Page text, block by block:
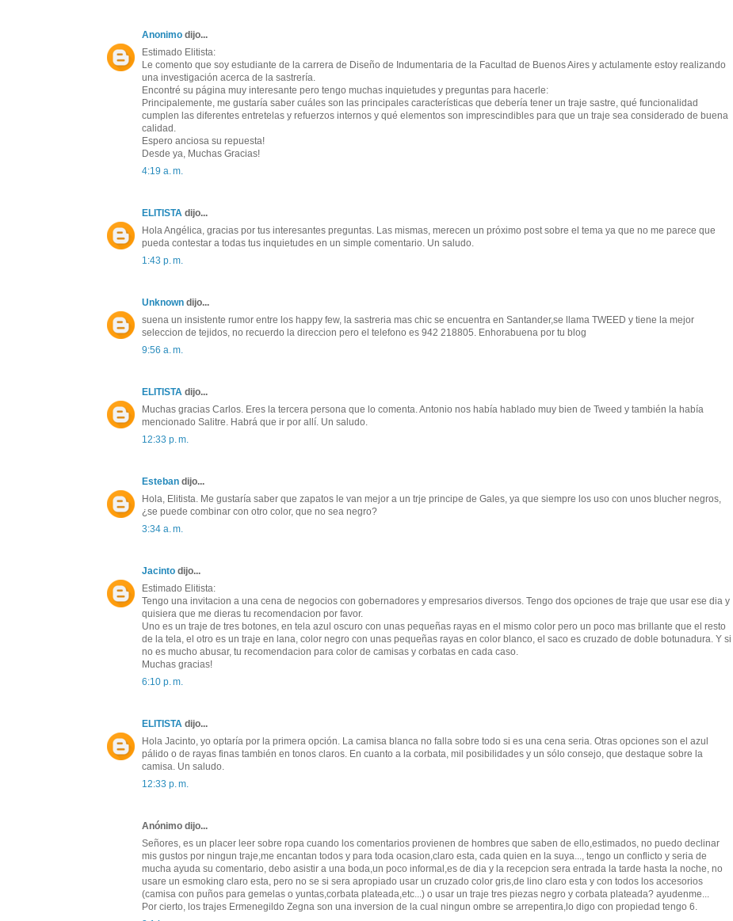
Anonimo dijo...
Estimado Elitista:
Le comento que soy estudiante de la carrera de Diseño de Indumentaria de la Facultad de Buenos Aires y actulamente estoy realizando
una investigación acerca de la sastrería.
Encontré su página muy interesante pero tengo muchas inquietudes y preguntas para hacerle:
Principalemente, me gustaría saber cuáles son las principales características que debería tener un traje sastre, qué funcionalidad
cumplen las diferentes entretelas y refuerzos internos y qué elementos son imprescindibles para que un traje sea considerado de buena
calidad.
Espero anciosa su repuesta!
Desde ya, Muchas Gracias!
4:19 a. m.
ELITISTA dijo...
Hola Angélica, gracias por tus interesantes preguntas. Las mismas, merecen un próximo post sobre el tema ya que no me parece que
pueda contestar a todas tus inquietudes en un simple comentario. Un saludo.
1:43 p. m.
Unknown dijo...
suena un insistente rumor entre los happy few, la sastreria mas chic se encuentra en Santander,se llama TWEED y tiene la mejor
seleccion de tejidos, no recuerdo la direccion pero el telefono es 942 218805. Enhorabuena por tu blog
9:56 a. m.
ELITISTA dijo...
Muchas gracias Carlos. Eres la tercera persona que lo comenta. Antonio nos había hablado muy bien de Tweed y también la había
mencionado Salitre. Habrá que ir por allí. Un saludo.
12:33 p. m.
Esteban dijo...
Hola, Elitista. Me gustaría saber que zapatos le van mejor a un trje principe de Gales, ya que siempre los uso con unos blucher negros,
¿se puede combinar con otro color, que no sea negro?
3:34 a. m.
Jacinto dijo...
Estimado Elitista:
Tengo una invitacion a una cena de negocios con gobernadores y empresarios diversos. Tengo dos opciones de traje que usar ese dia y
quisiera que me dieras tu recomendacion por favor.
Uno es un traje de tres botones, en tela azul oscuro con unas pequeñas rayas en el mismo color pero un poco mas brillante que el resto
de la tela, el otro es un traje en lana, color negro con unas pequeñas rayas en color blanco, el saco es cruzado de doble botunadura. Y si
no es mucho abusar, tu recomendacion para color de camisas y corbatas en cada caso.
Muchas gracias!
6:10 p. m.
ELITISTA dijo...
Hola Jacinto, yo optaría por la primera opción. La camisa blanca no falla sobre todo si es una cena seria. Otras opciones son el azul
pálido o de rayas finas también en tonos claros. En cuanto a la corbata, mil posibilidades y un sólo consejo, que destaque sobre la
camisa. Un saludo.
12:33 p. m.
Anónimo dijo...
Señores, es un placer leer sobre ropa cuando los comentarios provienen de hombres que saben de ello,estimados, no puedo declinar
mis gustos por ningun traje,me encantan todos y para toda ocasion,claro esta, cada quien en la suya..., tengo un conflicto y seria de
mucha ayuda su comentario, debo asistir a una boda,un poco informal,es de dia y la recepcion sera entrada la tarde hasta la noche, no
usare un esmoking claro esta, pero no se si sera apropiado usar un cruzado color gris,de lino claro esta y con todos los accesorios
(camisa con puños para gemelas o yuntas,corbata plateada,etc...) o usar un traje tres piezas negro y corbata plateada? ayudenme...
Por cierto, los trajes Ermenegildo Zegna son una inversion de la cual ningun ombre se arrepentira,lo digo con propiedad tengo 6.